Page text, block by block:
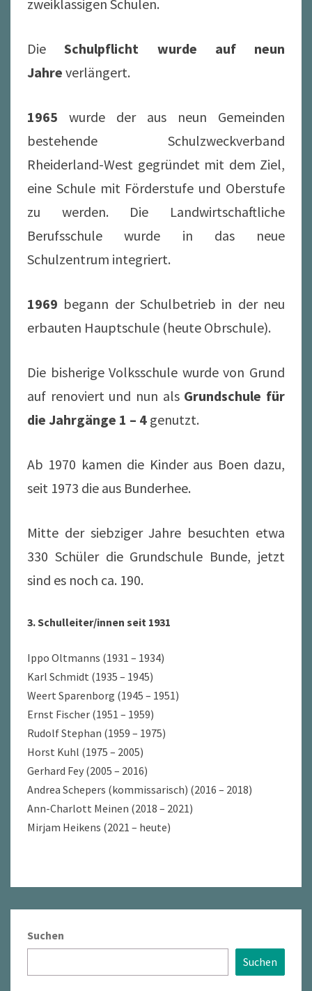
zweiklassigen Schulen.
DieSchulpflicht wurde auf neun
Jahre verlängert.
1965 wurde der aus neun Gemeinden
bestehende Schulzweckverband
Rheiderland-West gegründet mit dem Ziel,
eine Schule mit Förderstufe und Oberstufe
zu werden. Die Landwirtschaftliche
Berufsschule wurde in das neue
Schulzentrum integriert.
1969 begann der Schulbetrieb in der neu
erbauten Hauptschule (heute Obrschule).
Die bisherige Volksschule wurde von Grund
auf renoviert und nun als Grundschule für
die Jahrgänge 1 – 4 genutzt.
Ab 1970 kamen die Kinder aus Boen dazu,
seit 1973 die aus Bunderhee.
Mitte der siebziger Jahre besuchten etwa
330 Schüler die Grundschule Bunde, jetzt
sind es noch ca. 190.
3. Schulleiter/innen seit 1931
Ippo Oltmanns (1931 – 1934)
Karl Schmidt (1935 – 1945)
Weert Sparenborg (1945 – 1951)
Ernst Fischer (1951 – 1959)
Rudolf Stephan (1959 – 1975)
Horst Kuhl (1975 – 2005)
Gerhard Fey (2005 – 2016)
Andrea Schepers (kommissarisch) (2016 – 2018)
Ann-Charlott Meinen (2018 – 2021)
Mirjam Heikens (2021 – heute)
Suchen
Suchen